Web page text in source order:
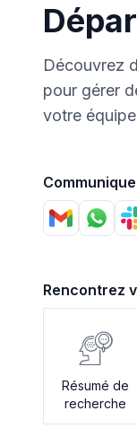
Découvrez
pour gérer
votre
Rencontrez
Résumé de
recherche